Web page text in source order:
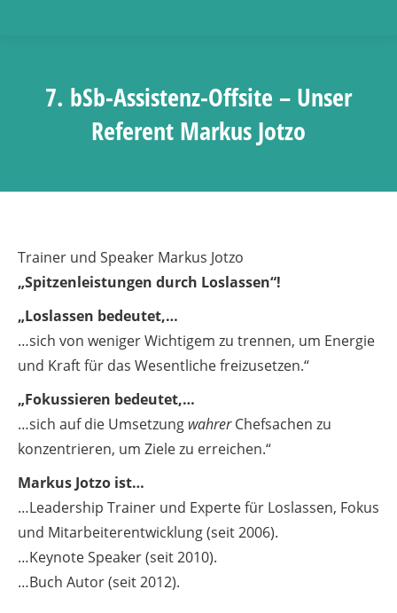
7. bSb-Assistenz-Offsite – Unser
Referent Markus Jotzo
Trainer und Speaker Markus Jotzo
„Spitzenleistungen durch Loslassen“!
„Loslassen bedeutet,…
…sich von weniger Wichtigem zu trennen, um Energie
und Kraft für das Wesentliche freizusetzen.“
„Fokussieren bedeutet,…
…sich auf die Umsetzung wahrerChefsachen zu
konzentrieren, um Ziele zu erreichen.“
Markus Jotzo ist…
…Leadership Trainer und Experte für Loslassen, Fokus
und Mitarbeiterentwicklung (seit 2006).
…Keynote Speaker (seit 2010).
…Buch Autor (seit 2012).